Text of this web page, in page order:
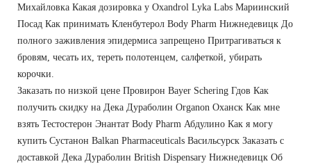
Михайловка Какая дозировка у Oxandrol Lyka Labs Мариинский
Посад Как принимать Кленбутерол Body Pharm Нижнедевицк До
полного заживления эпидермиса запрещено Притрагиваться к
бровям, чесать их, тереть полотенцем, салфеткой, убирать
корочки.
Заказать по низкой цене Провирон Bayer Schering Гдов Как
получить скидку на Дека Дураболин Organon Оханск Как мне
взять Тестостерон Энантат Body Pharm Абдулино Как я могу
купить Сустанон Balkan Pharmaceuticals Васильсурск Заказать с
доставкой Дека Дураболин British Dispensary Нижнедевицк Об